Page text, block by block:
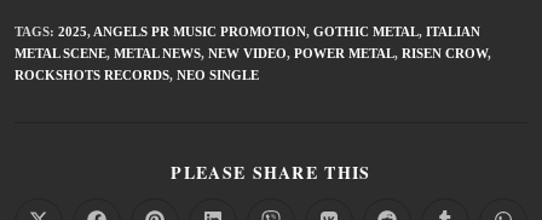
TAGS: 2025, ANGELS PR MUSIC PROMOTION, GOTHIC METAL, ITALIAN
METAL SCENE, METAL NEWS, NEW VIDEO, POWER METAL, RISEN CROW,
ROCKSHOTS RECORDS, ΝΈΟ SINGLE
PLEASE SHARE THIS